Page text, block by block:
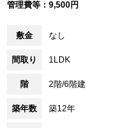
管理費等：9,500円
敷金 なし
間取り 1LDK
階 2階/6階建
築年数 築12年